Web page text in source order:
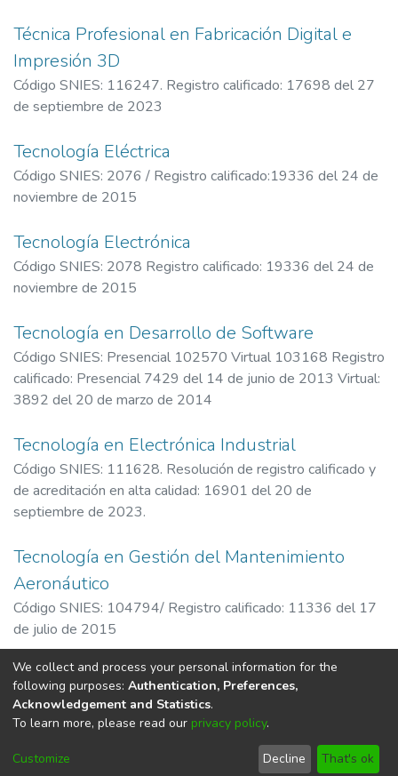
Técnica Profesional en Fabricación Digital e
Impresión 3D
Código SNIES: 116247. Registro calificado: 17698 del 27
de septiembre de 2023
Tecnología Eléctrica
Código SNIES: 2076 / Registro calificado:19336 del 24 de
noviembre de 2015
Tecnología Electrónica
Código SNIES: 2078 Registro calificado: 19336 del 24 de
noviembre de 2015
Tecnología en Desarrollo de Software
Código SNIES: Presencial 102570 Virtual 103168 Registro
calificado: Presencial 7429 del 14 de junio de 2013 Virtual:
3892 del 20 de marzo de 2014
Tecnología en Electrónica Industrial
Código SNIES: 111628. Resolución de registro calificado y
de acreditación en alta calidad: 16901 del 20 de
septiembre de 2023.
Tecnología en Gestión del Mantenimiento
Aeronáutico
Código SNIES: 104794/ Registro calificado: 11336 del 17
de julio de 2015
« 1(current)
2 »
DSpace softwarecopyright © 2002-2026
Cookie
End User
Agreement
Send
Feedback
We collect and process your personal information for the
following purposes: Authentication, Preferences,
Acknowledgement and Statistics.
To learn more, please read our privacy policy.
Customize Decline That's ok